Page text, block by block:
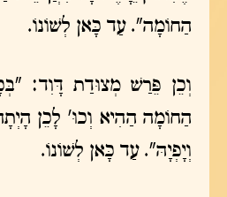
הַחוֹמָה". עַד כָּאן לְשׁוֹנוֹ.
וְכֵן פֵּרַשׁ מְצוּדַת דָּוִד:
הַחוֹמָה הַהִיא וְכוּ' לָכֵן
וְיָפְיָהּ". עַד כָּאן לְשׁוֹנוֹ.